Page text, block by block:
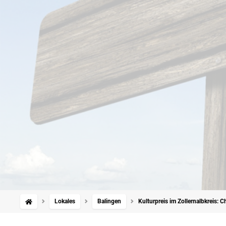
Lokales Balingen Kulturpreis im Zollernalbkreis: